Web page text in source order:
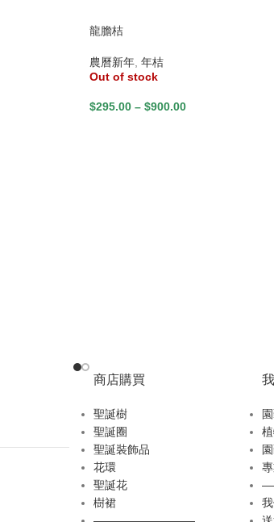
龍膽桔
農曆新年 年桔
Out of stock
$295.00 – $900.00
商店購買
聖誕樹
聖誕圈
聖誕裝飾品
花環
聖誕花
樹裙